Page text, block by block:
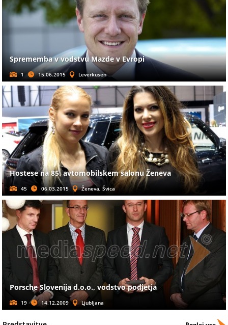
Sprememba v vodstvu Mazde v Evropi
1 15.06.2015 Leverkusen
Hostese na 85. avtomobilskem salonu Ženeva
45 06.03.2015 Ženeva, Švica
Porsche Slovenija d.o.o., vodstvo podjetja
19 14.12.2009 Ljubljana